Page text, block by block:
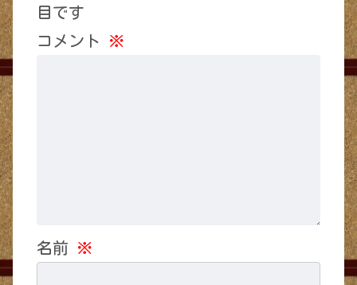
目です
コメント ※
名前 ※